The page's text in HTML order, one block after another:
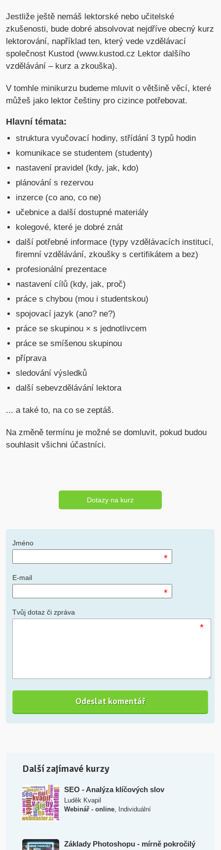
Jestliže ještě nemáš lektorské nebo učitelské
zkušenosti, bude dobré absolvovat nejdříve obecný kurz
lektorování, například ten, který vede vzdělávací
společnost Kustod (www.kustod.cz Lektor dalšího
vzdělávání – kurz a zkouška).
V tomhle minikurzu budeme mluvit o většině věcí, které
můžeš jako lektor češtiny pro cizince potřebovat.
Hlavní témata:
struktura vyučovací hodiny, střídání 3 typů hodin
komunikace se studentem (studenty)
nastavení pravidel (kdy, jak, kdo)
plánování s rezervou
inzerce (co ano, co ne)
učebnice a další dostupné materiály
kolegové, které je dobré znát
další potřebné informace (typy vzdělávacích institucí,
firemní vzdělávání, zkoušky s certifikátem a bez)
profesionální prezentace
nastavení cílů (kdy, jak, proč)
práce s chybou (mou i studentskou)
spojovací jazyk (ano? ne?)
práce se skupinou × s jednotlivcem
práce se smíšenou skupinou
příprava
sledování výsledků
další sebevzdělávání lektora
... a také to, na co se zeptáš.
Na změně termínu je možné se domluvit, pokud budou
souhlasit všichni účastníci.
Dotazy na kurz
Jméno
*
E-mail
*
Tvůj dotaz či zpráva
*
Další zajímavé kurzy
SEO - Analýza klíčových slov
Luděk Kvapil
Webinář - online, Individuální
Základy Photoshopu - mírně pokročilý